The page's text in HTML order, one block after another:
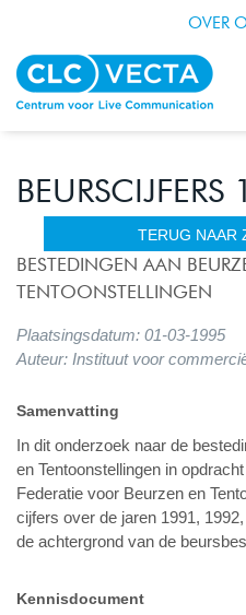
OVER
TERUG NAAR
BESTEDINGEN AAN
TENTOONSTELLINGEN
Plaatsingsdatum: 01-03-1995
Auteur: Instituut voor
Samenvatting
In dit onderzoek naar de
en Tentoonstellingen in
Federatie voor Beurzen en
cijfers over de jaren 1991,
de achtergrond van de
Kennisdocument